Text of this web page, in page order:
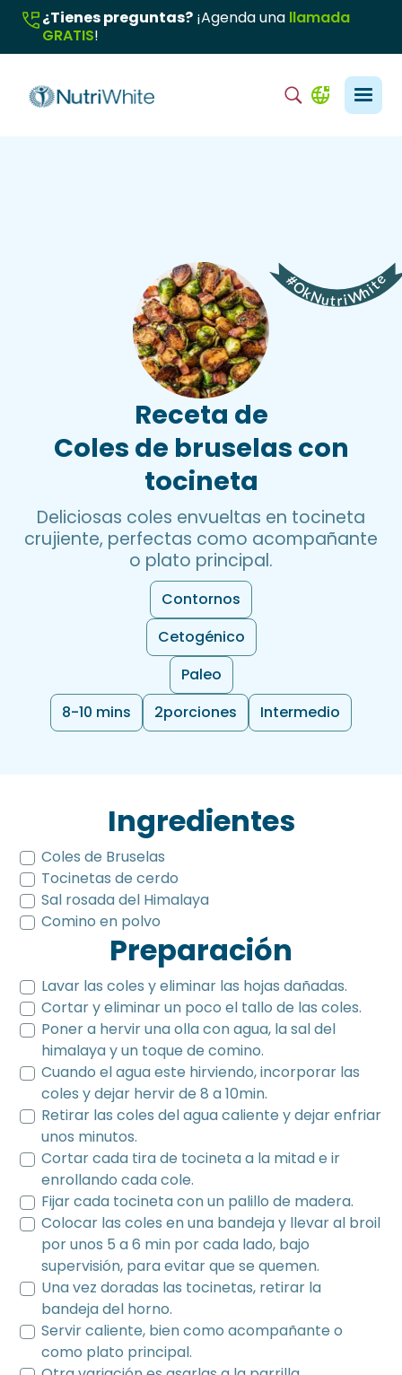
¿Tienes preguntas? ¡Agenda una llamada
GRATIS!
Receta de
Coles de bruselas con
tocineta
Deliciosas coles envueltas en tocineta
crujiente, perfectas como acompañante
o plato principal.
Contornos
Cetogénico
Paleo
8-10 mins
2porciones Intermedio
Ingredientes
Coles de Bruselas
Tocinetas de cerdo
Sal rosada del Himalaya
Comino en polvo
Preparación
Lavar las coles y eliminar las hojas dañadas.
Cortar y eliminar un poco el tallo de las coles.
Poner a hervir una olla con agua, la sal del
himalaya y un toque de comino.
Cuando el agua este hirviendo, incorporar las
coles y dejar hervir de 8 a 10min.
Retirar las coles del agua caliente y dejar enfriar
unos minutos.
Cortar cada tira de tocineta a la mitad e ir
enrollando cada cole.
Fijar cada tocineta con un palillo de madera.
Colocar las coles en una bandeja y llevar al broil
por unos 5 a 6 min por cada lado, bajo
supervisión, para evitar que se quemen.
Una vez doradas las tocinetas, retirar la
bandeja del horno.
Servir caliente, bien como acompañante o
como plato principal.